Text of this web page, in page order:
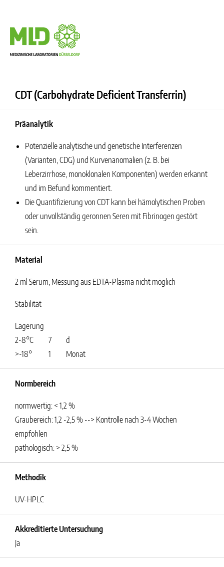
CDT (Carbohydrate Deficient Transferrin)
Präanalytik
Potenzielle analytische und genetische Interferenzen
(Varianten, CDG) und Kurvenanomalien (z. B. bei
Leberzirrhose, monoklonalen Komponenten) werden erkannt
und im Befund kommentiert.
Die Quantifizierung von CDT kann bei hämolytischen Proben
oder unvollständig geronnen Seren mit Fibrinogen gestört
sein.
Material
2 ml Serum, Messung aus EDTA-Plasma nicht möglich
Stabilität
Lagerung
2-8°C
7
d
>-18°
1 Monat
Normbereich
normwertig: < 1,2 %
Graubereich: 1,2 -2,5 % --> Kontrolle nach 3-4 Wochen
empfohlen
pathologisch: > 2,5 %
Methodik
UV-HPLC
Akkreditierte Untersuchung
Ja